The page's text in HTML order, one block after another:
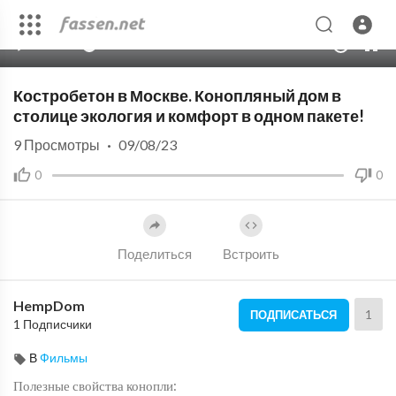
Костробетон в Москве. Конопляный дом в
столице экология и комфорт в одном пакете!
0 0
9 Просмотры · 09/08/23
Поделиться Встроить
HempDom
1 Подписчики
ПОДПИСАТЬСЯ 1
ВФильмы
Полезные свойства конопли: